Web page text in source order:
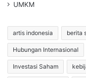
UMKM
artis indonesia berita
Hubungan Internasional
Investasi Saham